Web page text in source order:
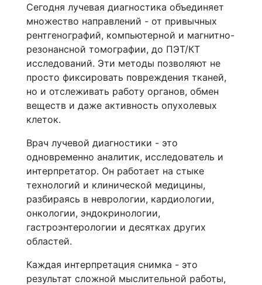
Сегодня лучевая диагностика объединяет
множество направлений - от привычных
рентгенографий, компьютерной и магнитно-
резонансной томографии, до ПЭТ/КТ
исследований. Эти методы позволяют не
просто фиксировать повреждения тканей,
но и отслеживать работу органов, обмен
веществ и даже активность опухолевых
клеток.
Врач лучевой диагностики - это
одновременно аналитик, исследователь и
интерпретатор. Он работает на стыке
технологий и клинической медицины,
разбираясь в неврологии, кардиологии,
онкологии, эндокринологии,
гастроэнтерологии и десятках других
областей.
Каждая интерпретация снимка - это
результат сложной мыслительной работы,